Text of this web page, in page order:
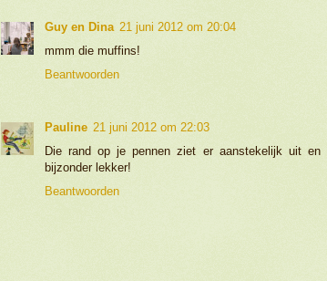
Guy en Dina 21 juni 2012 om 20:04
mmm die muffins!
Beantwoorden
Pauline 21 juni 2012 om 22:03
Die rand op je pennen ziet er aanstekelijk uit en
bijzonder lekker!
Beantwoorden